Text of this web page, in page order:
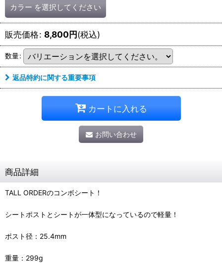
カラー を選択してください
販売価格: 8,800円(税込)
数量:
返品特約に関する重要事項
カートに入れる
お問い合わせ
商品詳細
TALL ORDERのコンボシート！
シートポストとシートが一体型になっているので軽量！
ポスト径：25.4mm
重量：299g